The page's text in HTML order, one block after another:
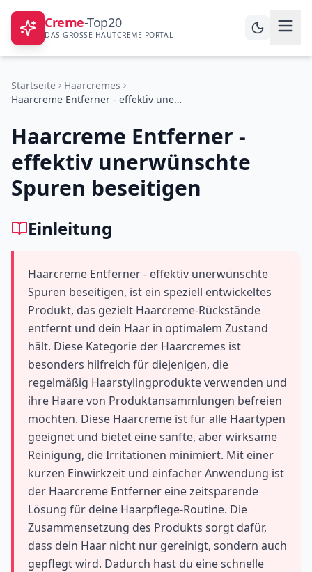
Creme-Top20
DAS GROSSE HAUTCREME PORTAL
Startseite
Haarcremes
Haarcreme Entferner - effektiv unerwünschte Spuren beseitigen
Haarcreme Entferner -
effektiv unerwünschte
Spuren beseitigen
Einleitung
Haarcreme Entferner - effektiv unerwünschte
Spuren beseitigen, ist ein speziell entwickeltes
Produkt, das gezielt Haarcreme-Rückstände
entfernt und dein Haar in optimalem Zustand
hält. Diese Kategorie der Haarcremes ist
besonders hilfreich für diejenigen, die
regelmäßig Haarstylingprodukte verwenden und
ihre Haare von Produktansammlungen befreien
möchten. Diese Haarcreme ist für alle Haartypen
geeignet und bietet eine sanfte, aber wirksame
Reinigung, die Irritationen minimiert. Mit einer
kurzen Einwirkzeit und einfacher Anwendung ist
der Haarcreme Entferner eine zeitsparende
Lösung für deine Haarpflege-Routine. Die
Zusammensetzung des Produkts sorgt dafür,
dass dein Haar nicht nur gereinigt, sondern auch
gepflegt wird. Dadurch hast du eine schnelle